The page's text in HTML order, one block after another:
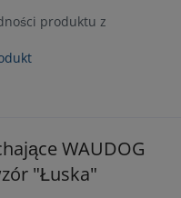
produktu z
WAUDOG
"Łuska"